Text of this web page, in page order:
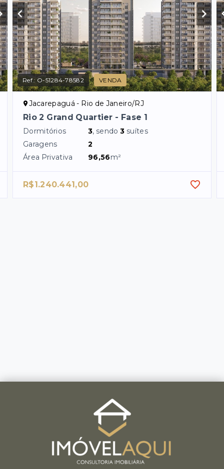
Ref.: O-51284-78582 VENDA
Jacarepaguá - Rio de Janeiro/RJ
Rio 2 Grand Quartier - Fase 1
Dormitórios 3, sendo3 suítes
Garagens
2
Área Privativa
96,56m²
R$1.240.441,00